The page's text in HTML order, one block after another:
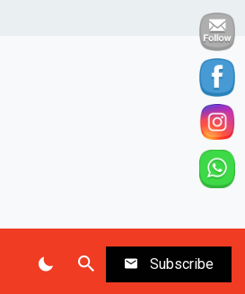
Subscribe